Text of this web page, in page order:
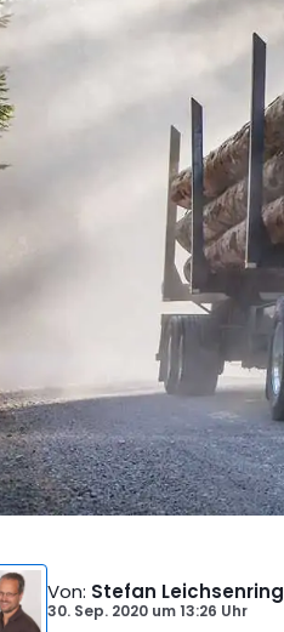
Von: Stefan Leichsenring
30. Sep. 2020 um13:26 Uhr